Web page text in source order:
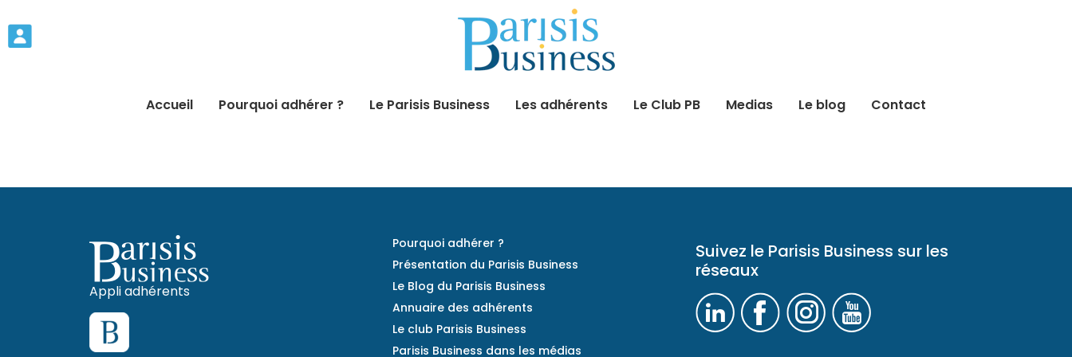
Accueil Pourquoi adhérer ? Le Parisis Business Les adhérents Le Club PB Medias Le blog Contact
Appli adhérents
Pourquoi adhérer ?
Présentation du Parisis Business
Le Blog du Parisis Business
Annuaire des adhérents
Le club Parisis Business
Parisis Business dans les médias
Suivez le Parisis Business sur les
réseaux